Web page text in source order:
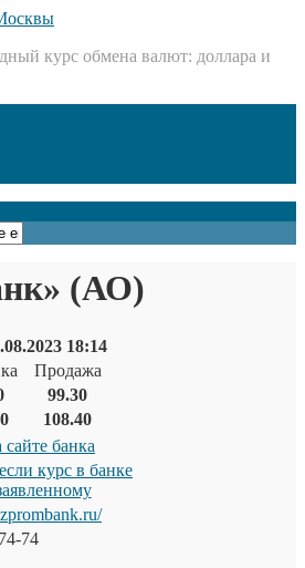
курс обмена валют: доллара и
(АО)
18:14
Продажа
99.30
108.40
банка
курс в банке
74